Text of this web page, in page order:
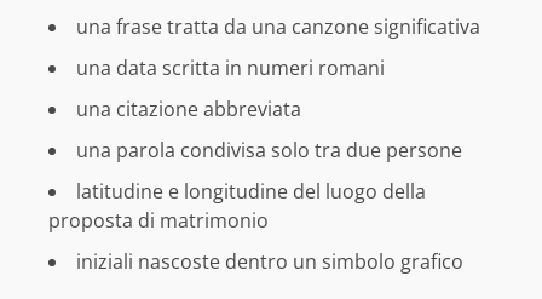
una frase tratta da una canzone significativa
una data scritta in numeri romani
una citazione abbreviata
una parola condivisa solo tra due persone
latitudine e longitudine del luogo della
proposta di matrimonio
iniziali nascoste dentro un simbolo grafico